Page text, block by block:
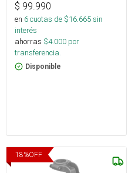
$ 99.990
en 6cuotas de $16.665sin
interés
ahorras $4.000 por
transferencia.
Disponible
18%OFF